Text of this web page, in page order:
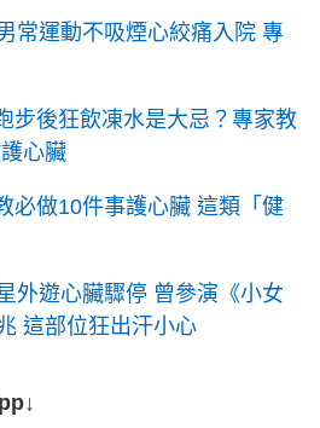
常運動不吸煙心絞痛入院 專
步後狂飲凍水是大忌？專家教
心臟
必做10件事護心臟 這類「健
外遊心臟驟停 曾參演《小女
這部位狂出汗小心